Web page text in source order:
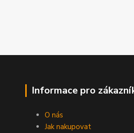
Informace pro
O nás
Jak nakupovat